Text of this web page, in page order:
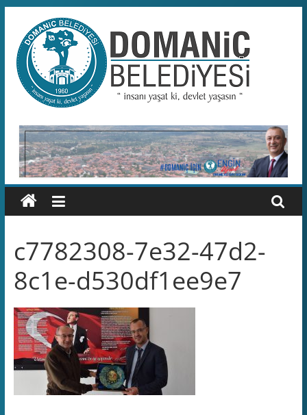
content
Domaniç
Belediyesi
T.C.
DOMANİÇ
BELEDİYESİ
RESMİ
WEB
c7782308-7e32-47d2-
8c1e-d530df1ee9e7